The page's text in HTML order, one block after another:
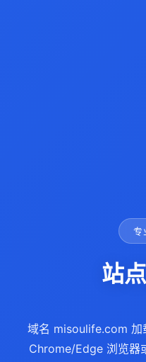
专
站
域名 misoulife.com 加
Chrome/Edge 浏览器